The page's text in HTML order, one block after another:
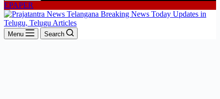
EPAPER
Menu Search